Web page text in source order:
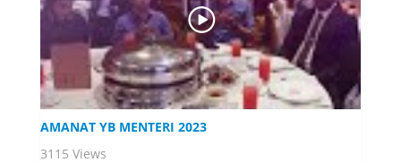
AMANAT YB MENTERI 2023
3115 Views